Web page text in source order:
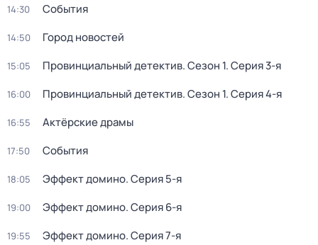
14:30 События
14:50 Город новостей
15:05 Провинциальный детектив. Сезон 1. Серия 3-я
16:00 Провинциальный детектив. Сезон 1. Серия 4-я
16:55 Актёрские драмы
17:50 События
18:05 Эффект домино. Серия 5-я
19:00 Эффект домино. Серия 6-я
19:55 Эффект домино. Серия 7-я